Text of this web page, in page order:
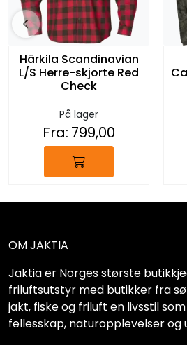
Härkila Scandinavian
L/S Herre-skjorte Red
Check
På lager
Fra: 799,00
OM JAKTIA
Jaktia er Norges største
friluftsutstyr med butikker fra
jakt, fiske og friluft en livsstil
fellesskap, naturopplevelser og